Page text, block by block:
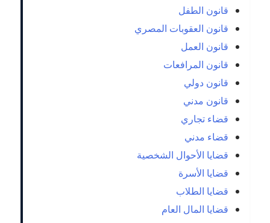
قانون الطفل
قانون العقوبات المصري
قانون العمل
قانون المرافعات
قانون دولي
قانون مدني
قضاء تجاري
قضاء مدني
قضايا الأحوال الشخصية
قضايا الأسرة
قضايا الطلاب
قضايا المال العام